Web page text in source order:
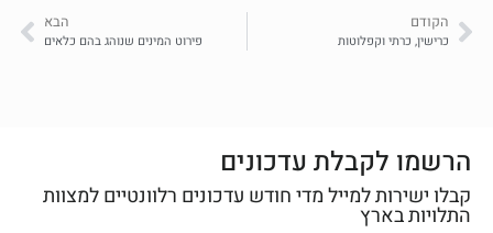
הקודם
כרישין, כרתי וקפלוטות
הבא
פירוט המינים שנוהג בהם כלאים
הרשמו לקבלת עדכונים
קבלו ישירות למייל מדי חודש עדכונים רלוונטיים למצוות
התלויות בארץ